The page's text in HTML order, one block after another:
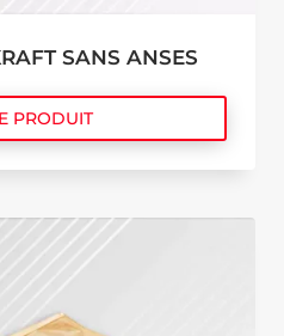
SANS ANSES
PRODUIT